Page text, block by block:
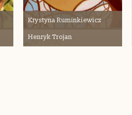
Krystyna Ruminkiewicz
Henryk Trojan